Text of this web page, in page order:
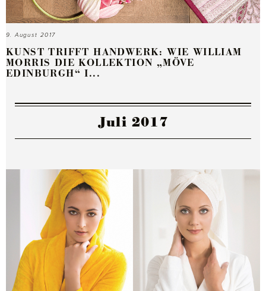
9. August 2017
KUNST TRIFFT HANDWERK: WIE WILLIAM
MORRIS DIE KOLLEKTION „MÖVE
EDINBURGH“ I...
Juli 2017